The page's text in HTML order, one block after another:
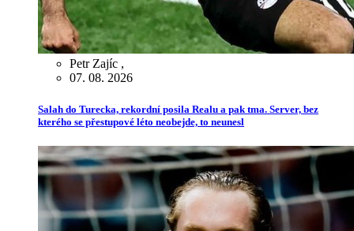
Petr Zajíc ,
07. 08. 2026
Salah do Turecka, rekordní posila Realu a pak tma. Server, bez
kterého se přestupové léto neobejde, to neunesl